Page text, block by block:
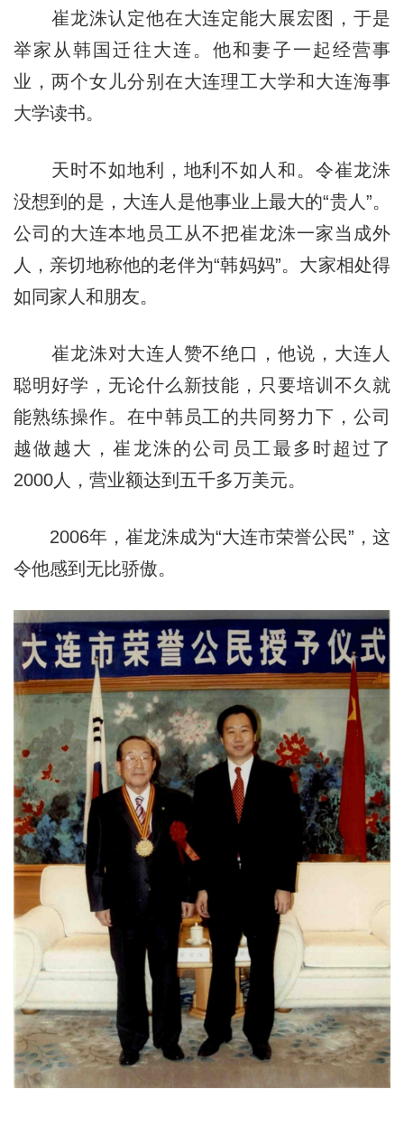
崔龙洙认定他在大连定能大展宏图，于是
举家从韩国迁往大连。他和妻子一起经营事
业，两个女儿分别在大连理工大学和大连海事
大学读书。
天时不如地利，地利不如人和。令崔龙洙
没想到的是，大连人是他事业上最大的“贵人”。
公司的大连本地员工从不把崔龙洙一家当成外
人， 亲切地称他的老伴为“韩妈妈”。大家相处得
如同家人和朋友。
崔龙洙对大连人赞不绝口，他说，大连人
聪明好学，无论什么新技能，只要培训不久就
能熟练操作。在中韩员工的共同努力下，公司
越做越大，崔龙洙的公司员工最多时超过了
2000人，营业额达到五千多万美元。
2006年，崔龙洙成为“大连市荣誉公民”，这
令他感到无比骄傲。